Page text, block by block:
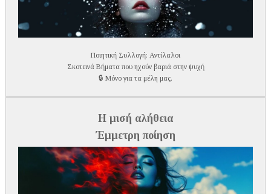
Ποιητική Συλλογή: Αντίλαλοι
Σκοτεινά Βήματα που ηχούν βαριά στην ψυχή
🔒 Μόνο για τα μέλη μας.
Η μισή αλήθεια
Έμμετρη ποίηση